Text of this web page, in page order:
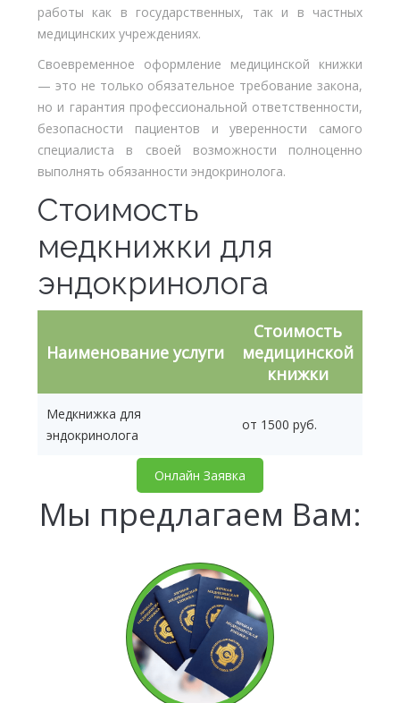
работы как в государственных, так и в частных
медицинских учреждениях.
Своевременное оформление медицинской книжки
— это не только обязательное требование закона,
но и гарантия профессиональной ответственности,
безопасности пациентов и уверенности самого
специалиста в своей возможности полноценно
выполнять обязанности эндокринолога.
Стоимость
медкнижки для
эндокринолога
Наименование услуги
Стоимость
медицинской
книжки
Медкнижка для
эндокринолога
от 1500 руб.
Онлайн Заявка
Мы предлагаем Вам: